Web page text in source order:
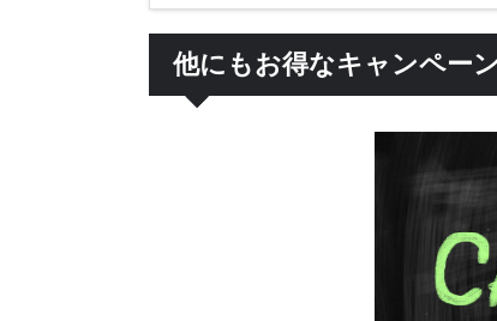
他にもお得なキャンペー